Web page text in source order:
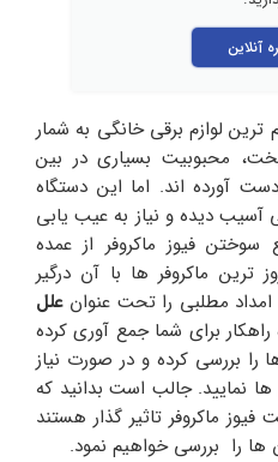
آنلاین
ترین لوازم برقی خانگی به شمار
محبوبیت بسیاری در بین
آورده اند. اما این دستگاه
دیده و نیاز به عیب یابی
سوختن فیوز ماکروفر از عمده
ماکروفر ها با آن درگیر
مطلبی را تحت عنوان علل
راهکار برای شما جمع آوری کرده
را بررسی کرده و در صورت نیاز
نمایید. جالب است بدانید که
ماکروفر تاثیر گذار هستند
را بررسی خواهیم نمود.